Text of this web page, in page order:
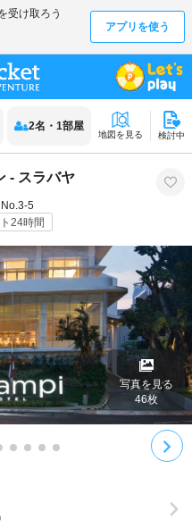
2名 ・ 1部屋
地図を見る 検討中
- スラバヤ
5
24時間
写真を見る
46枚